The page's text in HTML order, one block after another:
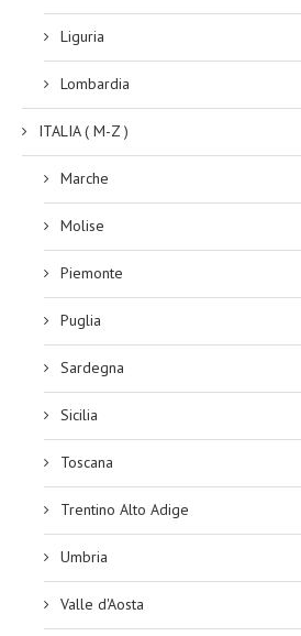
Liguria
Lombardia
ITALIA ( M-Z )
Marche
Molise
Piemonte
Puglia
Sardegna
Sicilia
Toscana
Trentino Alto Adige
Umbria
Valle d'Aosta